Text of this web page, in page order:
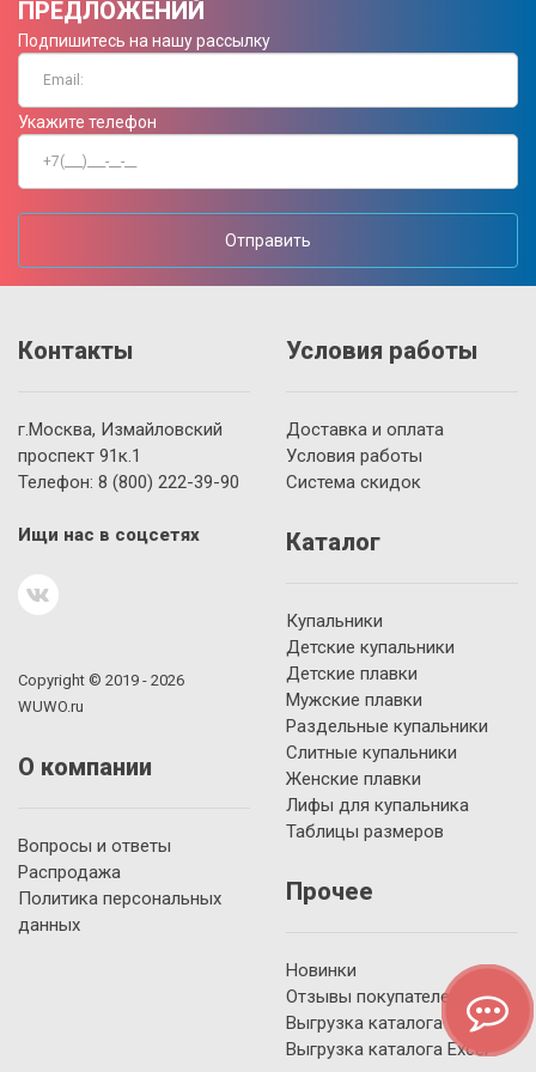
ПРЕДЛОЖЕНИЙ
Подпишитесь на нашу рассылку
Укажите телефон
Отправить
Контакты
г.Москва, Измайловский
проспект 91к.1
Телефон: 8 (800) 222-39-90
Ищи нас в соцсетях
Copyright © 2019 - 2026
WUWO.ru
О компании
Вопросы и ответы
Распродажа
Политика персональных
данных
Условия работы
Доставка и оплата
Условия работы
Система скидок
Каталог
Купальники
Детские купальники
Детские плавки
Мужские плавки
Раздельные купальники
Слитные купальники
Женские плавки
Лифы для купальника
Таблицы размеров
Прочее
Новинки
Отзывы покупателей
Выгрузка каталога YML
Выгрузка каталога Excel